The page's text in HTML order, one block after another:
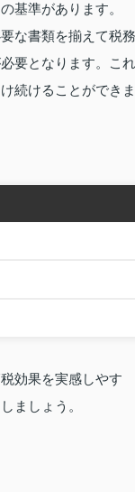
基準があります。
な書類を揃えて税務
要となります。これ
続けることができま
効果を実感しやす
ましょう。